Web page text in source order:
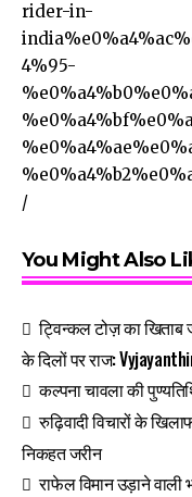
rider-in-
4%95-
/
You Might Also
ट्विन्कल टोज़ का खिताब
के दिलों पर राज:
कल्पना चावला की
रुढ़िवादी विचारों के
निकहत जरीन
राफेल विमान उड़ाने